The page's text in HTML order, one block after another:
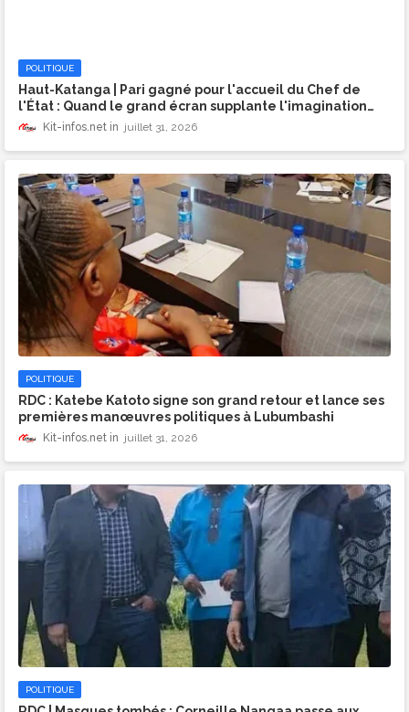
POLITIQUE
​Haut-Katanga | Pari gagné pour l'accueil du Chef de
l'État : Quand le grand écran supplante l'imagination
des opposants
Kit-infos.net juillet 31, 2026
POLITIQUE
RDC : Katebe Katoto signe son grand retour et lance ses
premières manœuvres politiques à Lubumbashi
Kit-infos.net juillet 31, 2026
POLITIQUE